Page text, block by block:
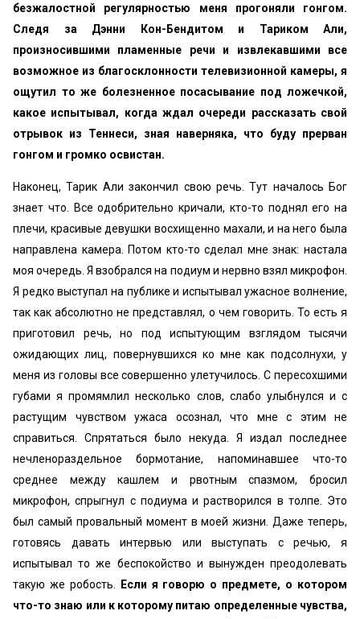
безжалостной регулярностью меня прогоняли гонгом.
Следя за Дэнни Кон-Бендитом и Тариком Али,
произносившими пламенные речи и извлекавшими все
возможное из благосклонности телевизионной камеры, я
ощутил то же болезненное посасывание под ложечкой,
какое испытывал, когда ждал очереди рассказать свой
отрывок из Теннеси, зная наверняка, что буду прерван
гонгом и громко освистан.
Наконец, Тарик Али закончил свою речь. Тут началось Бог
знает что. Все одобрительно кричали, кто-то поднял его на
плечи, красивые девушки восхищенно махали, и на него была
направлена камера. Потом кто-то сделал мне знак: настала
моя очередь. Я взобрался на подиум и нервно взял микрофон.
Я редко выступал на публике и испытывал ужасное волнение,
так как абсолютно не представлял, о чем говорить. То есть я
приготовил речь, но под испытующим взглядом тысячи
ожидающих лиц, повернувшихся ко мне как подсолнухи, у
меня из головы все совершенно улетучилось. С пересохшими
губами я промямлил несколько слов, слабо улыбнулся и с
растущим чувством ужаса осознал, что мне с этим не
справиться. Спрятаться было некуда. Я издал последнее
нечленораздельное бормотание, напоминавшее что-то
среднее между кашлем и рвотным спазмом, бросил
микрофон, спрыгнул с подиума и растворился в толпе. Это
был самый провальный момент в моей жизни.
Даже теперь,
готовясь давать интервью или выступать с речью, я
испытывал то же беспокойство и вынужден преодолевать
такую же робость.
Если я говорю о предмете, о котором
что-то знаю или к которому питаю определенные чувства,